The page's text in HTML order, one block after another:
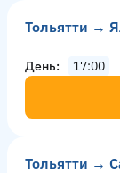
Тольятти →
День
17:00
Тольятти →